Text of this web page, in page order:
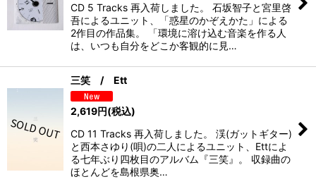
CD 5 Tracks 再入荷しました。 石坂智子と宮里啓
吾によるユニット、「惑星のかぞえかた」による
2作目の作品集。 「環境に溶け込む音楽を作る人
は、いつも自分をどこか客観的に見…
三笑 / Ett
2,619円(税込)
CD 11 Tracks 再入荷しました。 渓(ガットギター)
と西本さゆり(唄)の二人によるユニット、Ettによ
る七年ぶり四枚目のアルバム『三笑』。 収録曲の
ほとんどを島根県奥…